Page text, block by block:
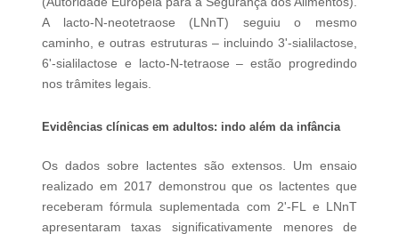
A lacto-N-neotetraose (LNnT) seguiu o mesmo
caminho, e outras estruturas – incluindo 3'-sialilactose,
6'-sialilactose e lacto-N-tetraose – estão progredindo
nos trâmites legais.
Evidências clínicas em adultos: indo além da infância
Os dados sobre lactentes são extensos. Um ensaio
realizado em 2017 demonstrou que os lactentes que
receberam fórmula suplementada com 2'-FL e LNnT
apresentaram taxas significativamente menores de